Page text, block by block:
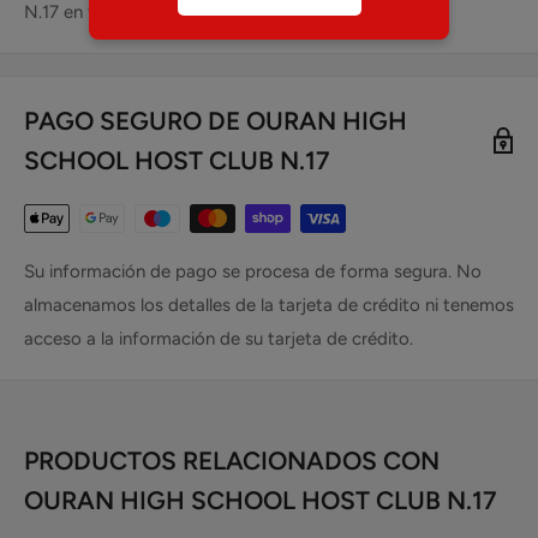
N.17 en todo México.
PAGO SEGURO DE OURAN HIGH
SCHOOL HOST CLUB N.17
Su información de pago se procesa de forma segura. No
almacenamos los detalles de la tarjeta de crédito ni tenemos
acceso a la información de su tarjeta de crédito.
PRODUCTOS RELACIONADOS CON
OURAN HIGH SCHOOL HOST CLUB N.17